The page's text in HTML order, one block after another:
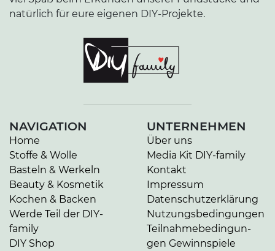
natürlich für eure eigenen DIY-Projekte.
NAVIGATION
Home
Stoffe & Wolle
Basteln & Werkeln
Beauty & Kosmetik
Kochen & Backen
Werde Teil der DIY-
family
DIY Shop
UNTERNEHMEN
Über uns
Media Kit DIY-family
Kontakt
Impressum
Da­ten­schutz­er­klä­rung
Nut­zungs­be­din­gun­gen
Teil­nah­me­be­din­gun­
gen Gewinnspiele